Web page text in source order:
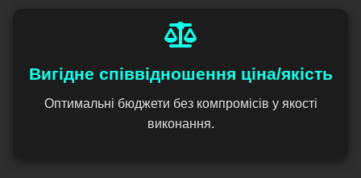
Вигідне співвідношення ціна/якість
Оптимальні бюджети без компромісів у якості
виконання.